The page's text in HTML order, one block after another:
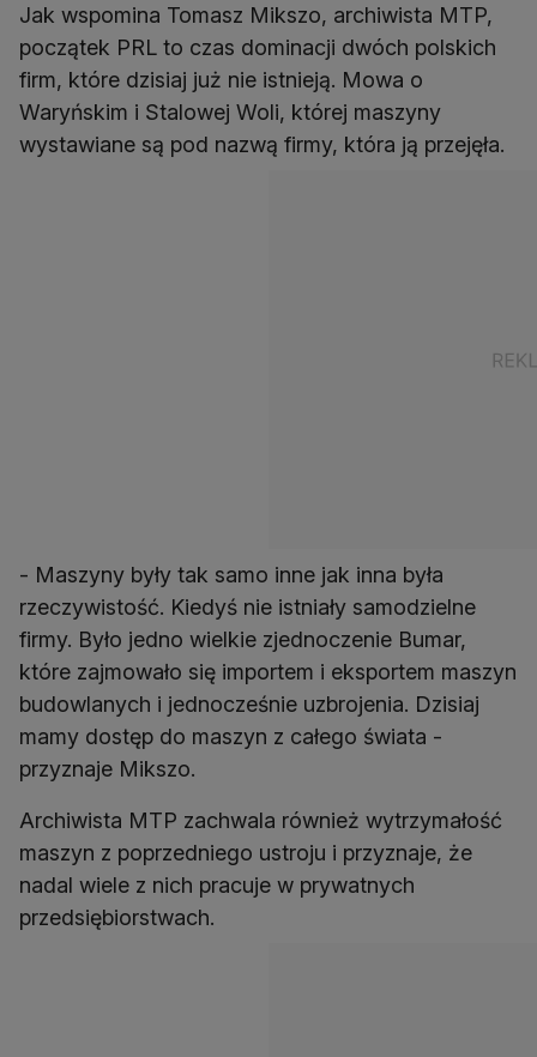
Jak wspomina Tomasz Mikszo, archiwista MTP,
początek PRL to czas dominacji dwóch polskich
firm, które dzisiaj już nie istnieją. Mowa o
Waryńskim i Stalowej Woli, której maszyny
wystawiane są pod nazwą firmy, która ją przejęła.
- Maszyny były tak samo inne jak inna była
rzeczywistość. Kiedyś nie istniały samodzielne
firmy. Było jedno wielkie zjednoczenie Bumar,
które zajmowało się importem i eksportem maszyn
budowlanych i jednocześnie uzbrojenia. Dzisiaj
mamy dostęp do maszyn z całego świata -
przyznaje Mikszo.
Archiwista MTP zachwala również wytrzymałość
maszyn z poprzedniego ustroju i przyznaje, że
nadal wiele z nich pracuje w prywatnych
przedsiębiorstwach.